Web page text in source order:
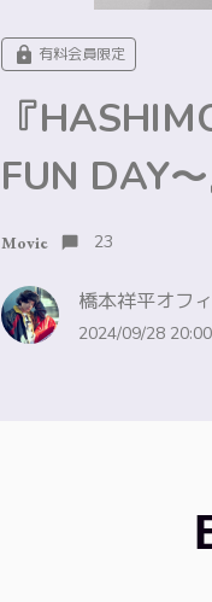
有料会員限定
『
FUN DAY～
Movie 23
橋本祥平オフ
2024/09/28 20:00